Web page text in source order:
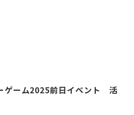
ゲーム2025前日イベント 活